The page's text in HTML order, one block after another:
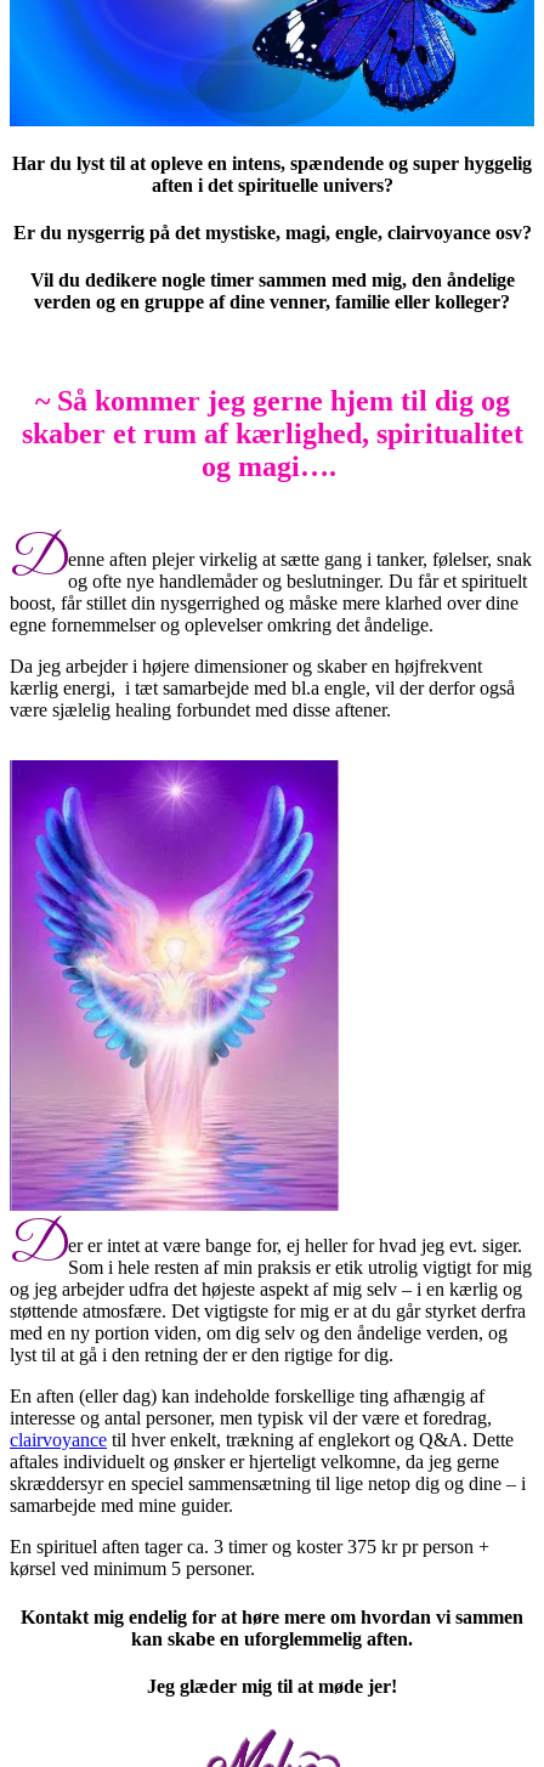
Har du lyst til at opleve en intens, spændende og super hyggelig
aften i det spirituelle univers?
Er du nysgerrig på det mystiske, magi, engle, clairvoyance osv?
Vil du dedikere nogle timer sammen med mig, den åndelige
verden og en gruppe af dine venner, familie eller kolleger?
~ Så kommer jeg gerne hjem til dig og
skaber et rum af kærlighed, spiritualitet
og magi….
Denne aften plejer virkelig at sætte gang i tanker, følelser, snak
og ofte nye handlemåder og beslutninger. Du får et spirituelt
boost, får stillet din nysgerrighed og måske mere klarhed over dine
egne fornemmelser og oplevelser omkring det åndelige.
Da jeg arbejder i højere dimensioner og skaber en højfrekvent
kærlig energi, i tæt samarbejde med bl.a engle, vil der derfor også
være sjælelig healing forbundet med disse aftener.
Der er intet at være bange for, ej heller for hvad jeg evt. siger.
Som i hele resten af min praksis er etik utrolig vigtigt for mig
og jeg arbejder udfra det højeste aspekt af mig selv – i en kærlig og
støttende atmosfære. Det vigtigste for mig er at du går styrket derfra
med en ny portion viden, om dig selv og den åndelige verden, og
lyst til at gå i den retning der er den rigtige for dig.
En aften (eller dag) kan indeholde forskellige ting afhængig af
interesse og antal personer, men typisk vil der være et foredrag,
clairvoyance til hver enkelt, trækning af englekort og Q&A. Dette
aftales individuelt og ønsker er hjerteligt velkomne, da jeg gerne
skræddersyr en speciel sammensætning til lige netop dig og dine – i
samarbejde med mine guider.
En spirituel aften tager ca. 3 timer og koster 375 kr pr person +
kørsel ved minimum 5 personer.
Kontakt mig endelig for at høre mere om hvordan vi sammen
kan skabe en uforglemmelig aften.
Jeg glæder mig til at møde jer!